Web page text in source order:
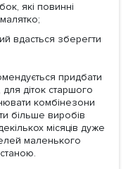
які повинні
вдасться зберегти
придбати
діток старшого
комбінезони
більше виробів
місяців дуже
маленького